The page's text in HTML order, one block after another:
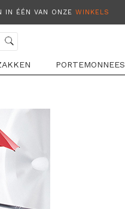
IN ÉÉN VAN ONZE WINKELS
PORTEMONNEES